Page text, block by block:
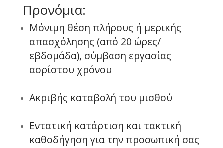
Προνόμια:
Μόνιμη θέση πλήρους ή μερικής
απασχόλησης (από 20 ώρες/
εβδομάδα), σύμβαση εργασίας
αορίστου χρόνου
Ακριβής καταβολή του μισθού
Εντατική κατάρτιση και τακτική
καθοδήγηση για την προσωπική σας